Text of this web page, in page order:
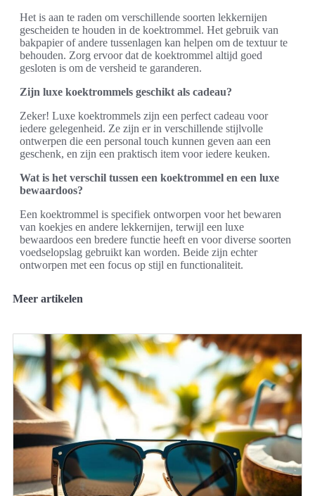
Het is aan te raden om verschillende soorten lekkernijen
gescheiden te houden in de koektrommel. Het gebruik van
bakpapier of andere tussenlagen kan helpen om de textuur te
behouden. Zorg ervoor dat de koektrommel altijd goed
gesloten is om de versheid te garanderen.
Zijn luxe koektrommels geschikt als cadeau?
Zeker! Luxe koektrommels zijn een perfect cadeau voor
iedere gelegenheid. Ze zijn er in verschillende stijlvolle
ontwerpen die een personal touch kunnen geven aan een
geschenk, en zijn een praktisch item voor iedere keuken.
Wat is het verschil tussen een koektrommel en een luxe
bewaardoos?
Een koektrommel is specifiek ontworpen voor het bewaren
van koekjes en andere lekkernijen, terwijl een luxe
bewaardoos een bredere functie heeft en voor diverse soorten
voedselopslag gebruikt kan worden. Beide zijn echter
ontworpen met een focus op stijl en functionaliteit.
Meer artikelen